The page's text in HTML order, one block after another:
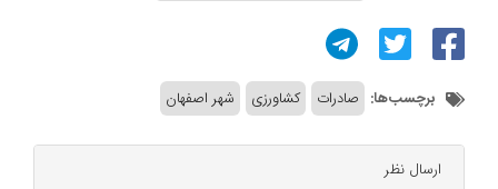
برچسب‌ها: صادرات کشاورزی شهر اصفهان
ارسال نظر